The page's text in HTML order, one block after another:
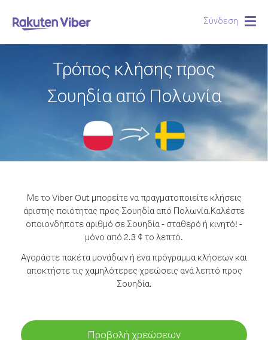
Σύνδεση
Τρόπος κλήσης προς
Σουηδία από Πολωνία
Με το Viber Out μπορείτε να πραγματοποιείτε κλήσεις
άριστης ποιότητας προς Σουηδία από Πολωνία.Καλέστε
οποιονδήποτε αριθμό σε Σουηδία - σταθερό ή κινητό! -
μόνο από 2.3 ¢ το λεπτό.
Αγοράστε πακέτα μονάδων ή ένα πρόγραμμα κλήσεων και
αποκτήστε τις χαμηλότερες χρεώσεις ανά λεπτό προς
Σουηδία.
Προβολή χρεώσεων